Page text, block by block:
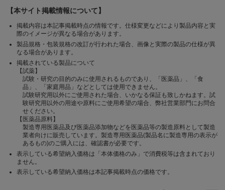
【本サイト掲載情報について】
掲載内容は本記事掲載時点の情報です。仕様変更などにより製品内容と実
際のイメージが異なる場合があります。
製品規格・包装規格の改訂が行われた場合、画像と実際の製品の仕様が異
なる場合があります。
掲載されている製品について
【試薬】
試験・研究の目的のみに使用されるものであり、「医薬品」、「食
品」、「家庭用品」などとしては使用できません。
試験研究用以外にご使用された場合、いかなる保証も致しかねます。試
験研究用以外の用途や原料にご使用希望の場合、弊社営業部門にお問合
せください。
【医薬品原料】
製造専用医薬品及び医薬品添加物などを医薬品等の製造原料として製造
業者向けに販売しています。製造専用医薬品(製品名に製造専用の表示が
あるもの)のご購入には、確認書が必要です。
表示している希望納入価格は「本体価格のみ」で消費税等は含まれており
ません。
表示している希望納入価格は本記事掲載時点の価格です。